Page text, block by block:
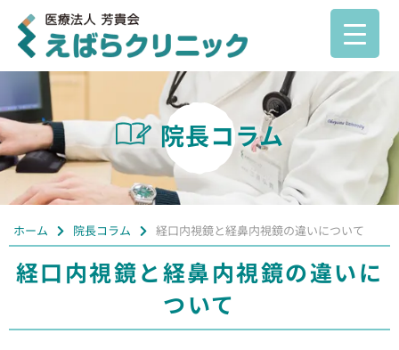
院長コラム
ホーム 院長コラム 経口内視鏡と経鼻内視鏡の違いについて
経口内視鏡と経鼻内視鏡の違いに
ついて